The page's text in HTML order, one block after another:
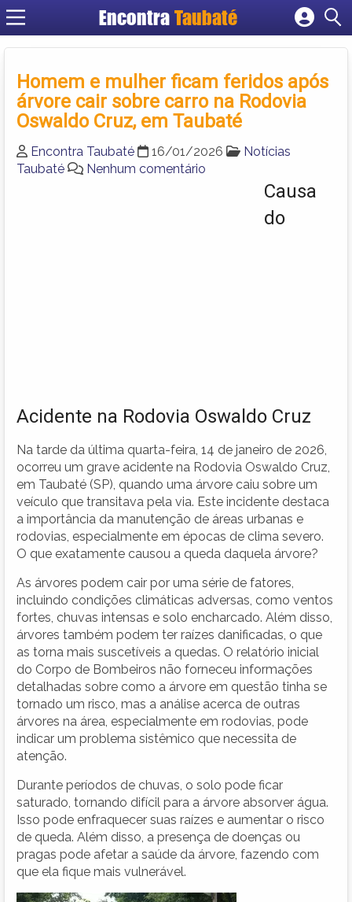
EncontraTaubaté
Cadastrar empresa
Criar conta
Homem e mulher ficam feridos após
árvore cair sobre carro na Rodovia
Oswaldo Cruz, em Taubaté
Encontra Taubaté 16/01/2026
Notícias
Taubaté
Nenhum comentário
Causa
do
Acidente na Rodovia Oswaldo Cruz
Na tarde da última quarta-feira, 14 de janeiro de 2026,
ocorreu um grave acidente na Rodovia Oswaldo Cruz,
em Taubaté (SP), quando uma árvore caiu sobre um
veículo que transitava pela via. Este incidente destaca
a importância da manutenção de áreas urbanas e
rodovias, especialmente em épocas de clima severo.
O que exatamente causou a queda daquela árvore?
As árvores podem cair por uma série de fatores,
incluindo condições climáticas adversas, como ventos
fortes, chuvas intensas e solo encharcado. Além disso,
árvores também podem ter raízes danificadas, o que
as torna mais suscetíveis a quedas. O relatório inicial
do Corpo de Bombeiros não forneceu informações
detalhadas sobre como a árvore em questão tinha se
tornado um risco, mas a análise acerca de outras
árvores na área, especialmente em rodovias, pode
indicar um problema sistêmico que necessita de
atenção.
Durante períodos de chuvas, o solo pode ficar
saturado, tornando difícil para a árvore absorver água.
Isso pode enfraquecer suas raízes e aumentar o risco
de queda. Além disso, a presença de doenças ou
pragas pode afetar a saúde da árvore, fazendo com
que ela fique mais vulnerável.